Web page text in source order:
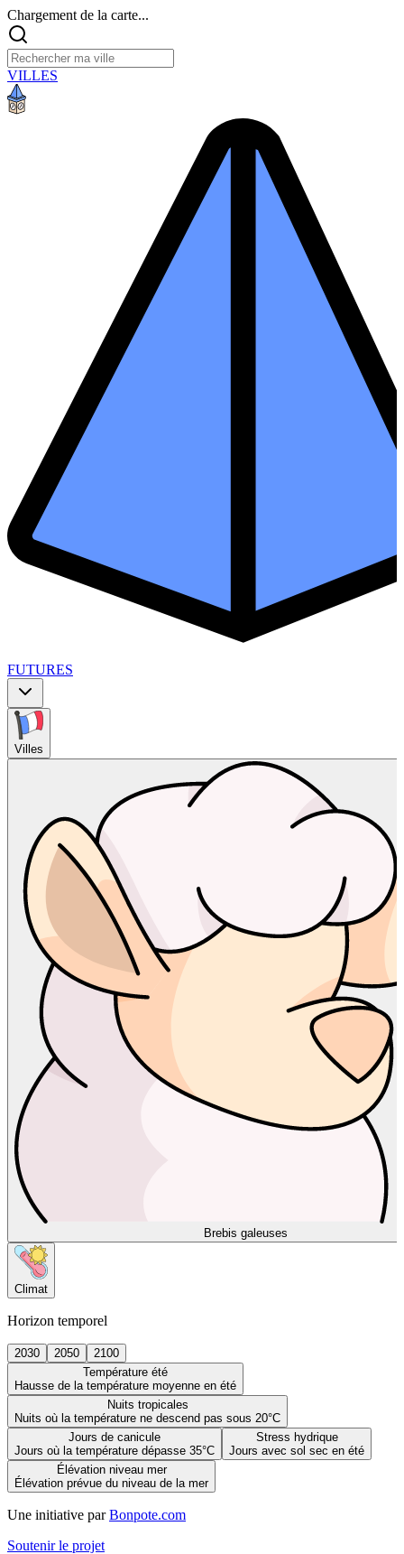
Chargement de la carte...
VILLES
FUTURES
Villes
Brebis galeuses
Climat
Horizon temporel
2030 2050
2100
Température été
Hausse de la température moyenne en été
Nuits tropicales
Nuits où la température ne descend pas sous 20°C
Jours de canicule
Jours où la température dépasse 35°C
Stress hydrique
Jours avec sol sec en été
Élévation niveau mer
Élévation prévue du niveau de la mer
Une initiative par Bonpote.com
Soutenir le projet